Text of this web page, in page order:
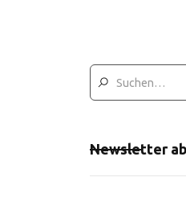
Newsletter